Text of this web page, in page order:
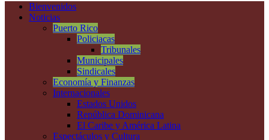
Bienvenidos
Noticias
Puerto Rico
Policiacas
Tribunales
Municipales
Sindicales
Economía y Finanzas
Internacionales
Estados Unidos
República Dominicana
El Caribe y América Latina
Espectáculos y Cultura